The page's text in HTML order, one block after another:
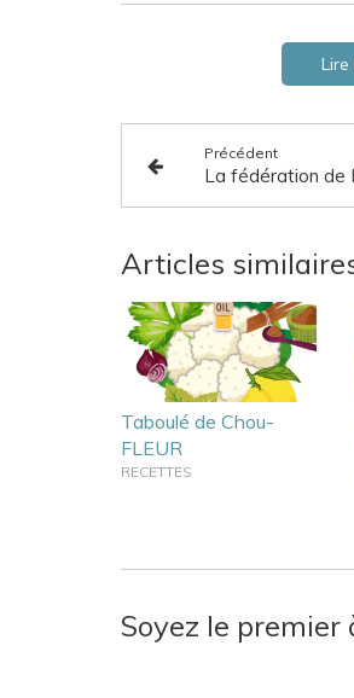
Précédent
Articles
Taboulé de Chou-
FLEUR
RECETTES
Soyez le premier